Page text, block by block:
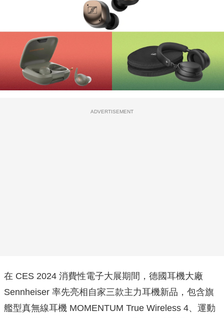
ADVERTISEMENT
在 CES 2024 消費性電子大展期間，德國耳機大廠
Sennheiser 率先亮相自家三款主力耳機新品，包含旗
艦型真無線耳機 MOMENTUM True Wireless 4、運動